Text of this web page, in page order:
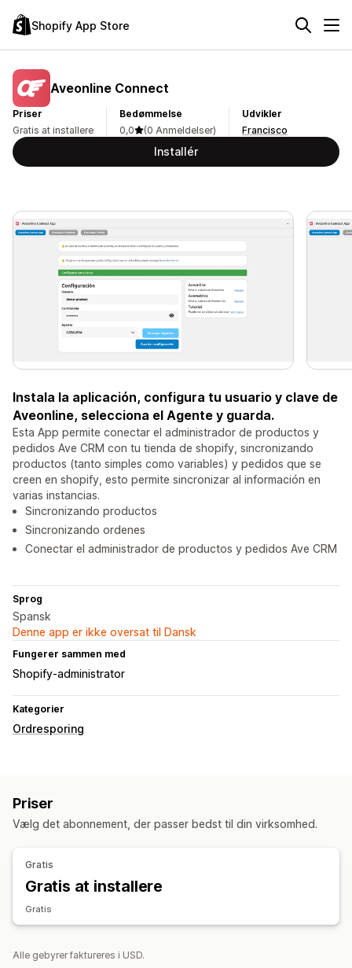
Shopify App Store
Aveonline Connect
Priser
Gratis at installere
Bedømmelse
0,0
(0 Anmeldelser)
Udvikler
Francisco
Installér
Instala la aplicación, configura tu usuario y clave de
Aveonline, selecciona el Agente y guarda.
Esta App permite conectar el administrador de productos y
pedidos Ave CRM con tu tienda de shopify, sincronizando
productos (tanto simples como variables) y pedidos que se
creen en shopify, esto permite sincronizar al información en
varias instancias.
Sincronizando productos
Sincronizando ordenes
Conectar el administrador de productos y pedidos Ave CRM
Sprog
Spansk
Denne app er ikke oversat til Dansk
Fungerer sammen med
Shopify-administrator
Kategorier
Ordresporing
Priser
Vælg det abonnement, der passer bedst til din virksomhed.
Gratis
Gratis at installere
Gratis
Alle gebyrer faktureres i USD.